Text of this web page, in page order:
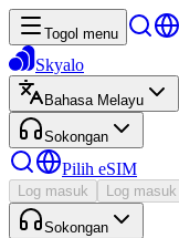
Togol menu
Skyalo
Bahasa Melayu
Sokongan
Pilih eSIM
Log masuk Log masuk
Sokongan